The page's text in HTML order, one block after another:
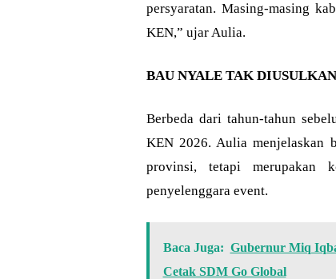
persyaratan. Masing-masing
KEN,” ujar Aulia.
BAU NYALE TAK
Berbeda dari tahun-tahun
KEN 2026. Aulia menjelaskan
provinsi, tetapi merupakan
penyelenggara event.
Baca Juga: Gubernur Miq
Cetak SDM Go Global